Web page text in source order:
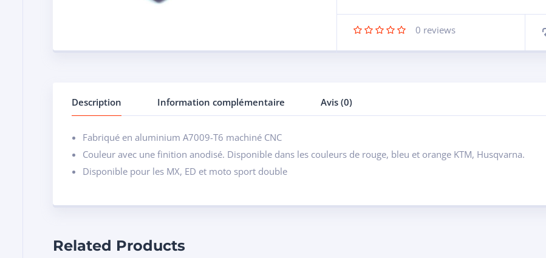
0 reviews
Description Information complémentaire Avis (0)
Fabriqué en aluminium A7009-T6 machiné CNC
Couleur avec une finition anodisé. Disponible dans les couleurs de rouge, bleu et orange KTM, Husqvarna.
Disponible pour les MX, ED et moto sport double
Related Products